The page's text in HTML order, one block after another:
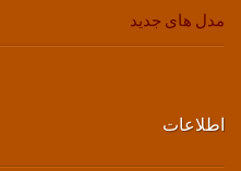
مدل های جدید
اطلاعات